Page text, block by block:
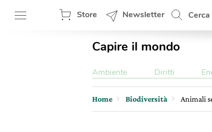
Store Newsletter Cerca
Capire il mondo
Ambiente Diritti
Home Biodiversità Animali